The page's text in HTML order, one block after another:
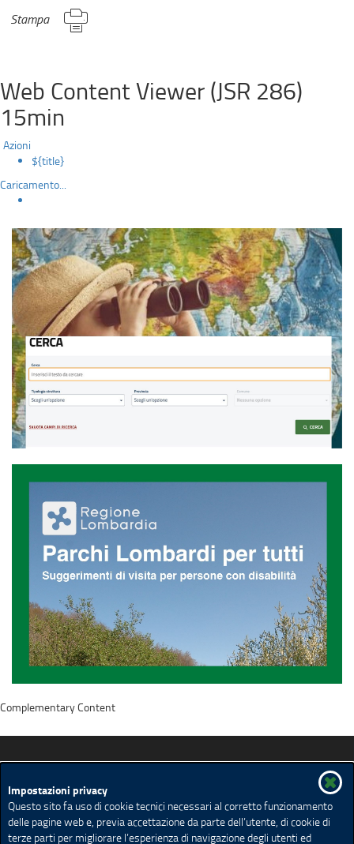
Stampa
Web Content Viewer (JSR 286)
15min
Azioni
${title}
Caricamento...
Impostazioni privacy
Questo sito fa uso di cookie tecnici necessari al corretto funzionamento
delle pagine web e, previa accettazione da parte dell’utente, di cookie di
terze parti per migliorare l’esperienza di navigazione degli utenti ed
Lombardia Facile... oltre la disabilità
Spazio Disabilità
Muoversi in Lombardia
Complementary Content